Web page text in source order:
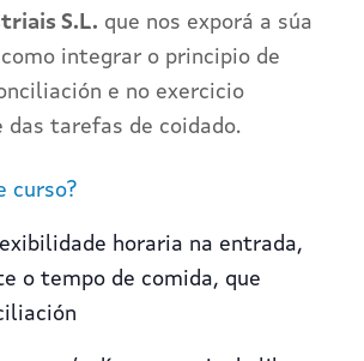
S.L. que nos exporá a súa
integrar o principio de
e no exercicio
das tarefas de coidado.
curso?
horaria na entrada,
o tempo de comida, que